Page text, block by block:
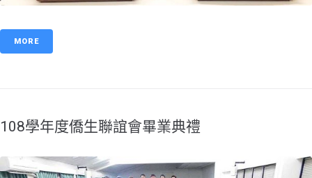
MORE
108學年度僑生聯誼會畢業典禮